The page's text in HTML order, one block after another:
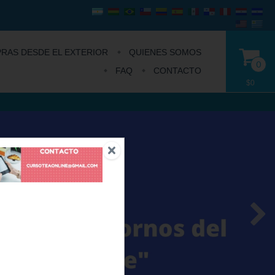
DESDE EL EXTERIOR
QUIENES SOMOS
FAQ
CONTACTO
0
$0